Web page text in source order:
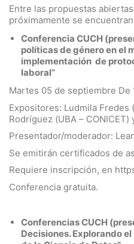
Entre las propuestas
próximamente se
Conferencia CUCH
políticas de género en el
implementación de
laboral”
Martes 05 de septiembre De
Expositores: Ludmila Fredes
Rodríguez (UBA –
Presentador/moderador:
Se emitirán certificados de
Requiere inscripción, en
Conferencia gratuita.
Conferencias CUCH
Decisiones. Explorando